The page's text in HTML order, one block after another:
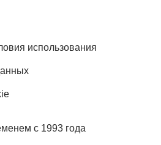
использования
с 1993 года